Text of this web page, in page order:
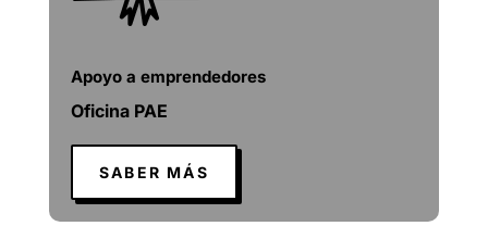
Apoyo a emprendedores
Oficina PAE
SABER MÁS